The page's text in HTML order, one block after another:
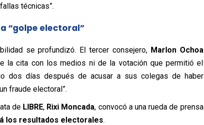
técnicas”.
“golpe electoral”
se profundizó. El tercer consejero, Marlon Ochoa
la cita con los medios ni de la votación que permitió el
dos días después de acusar a sus colegas de haber
fraude electoral”.
de LIBRE, Rixi Moncada, convocó a una rueda de prensa
los resultados electorales.